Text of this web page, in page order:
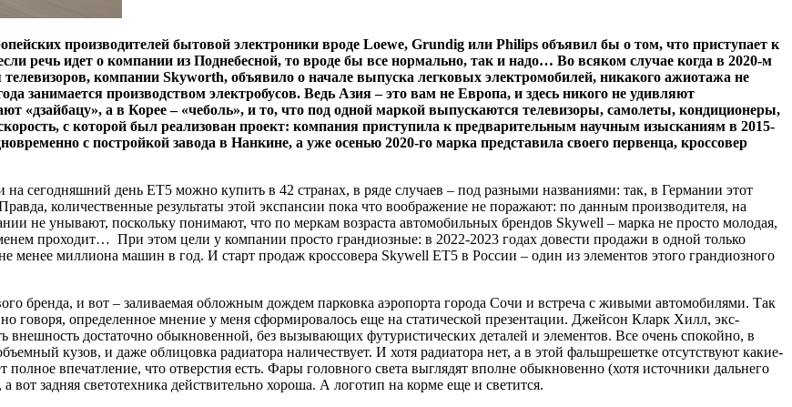
производителей бытовой электроники вроде Loewe, Grundig или Philips объявил бы о том, что приступает к
речь идет о компании из Поднебесной, то вроде бы все нормально, так и надо… Во всяком случае когда в 2020-м
телевизоров, компании Skyworth, объявило о начале выпуска легковых электромобилей, никакого ажиотажа не
занимается производством электробусов. Ведь Азия – это вам не Европа, и здесь никого не удивляют
а в Корее – «чеболь», и то, что под одной маркой выпускаются телевизоры, самолеты, кондиционеры,
с которой был реализован проект: компания приступила к предварительным научным изысканиям в 2015-
с постройкой завода в Нанкине, а уже осенью 2020-го марка представила своего первенца, кроссовер
сегодняшний день ET5 можно купить в 42 странах, в ряде случаев – под разными названиями: так, в Германии этот
количественные результаты этой экспансии пока что воображение не поражают: по данным производителя, на
не унывают, поскольку понимают, что по меркам возраста автомобильных брендов Skywell – марка не просто молодая,
проходит… При этом цели у компании просто грандиозные: в 2022-2023 годах довести продажи в одной только
менее миллиона машин в год. И старт продаж кроссовера Skywell ET5 в России – один из элементов этого грандиозного
бренда, и вот – заливаемая обложным дождем парковка аэропорта города Сочи и встреча с живыми автомобилями. Так
говоря, определенное мнение у меня сформировалось еще на статической презентации. Джейсон Кларк Хилл, экс-
внешность достаточно обыкновенной, без вызывающих футуристических деталей и элементов. Все очень спокойно, в
кузов, и даже облицовка радиатора наличествует. И хотя радиатора нет, а в этой фальшрешетке отсутствуют какие-
впечатление, что отверстия есть. Фары головного света выглядят вполне обыкновенно (хотя источники дальнего
задняя светотехника действительно хороша. А логотип на корме еще и светится.